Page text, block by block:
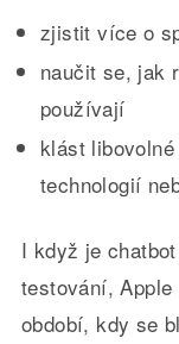
zjistit více o
naučit se, jak
používají
klást
technologií
I když je
testování,
období, kdy se